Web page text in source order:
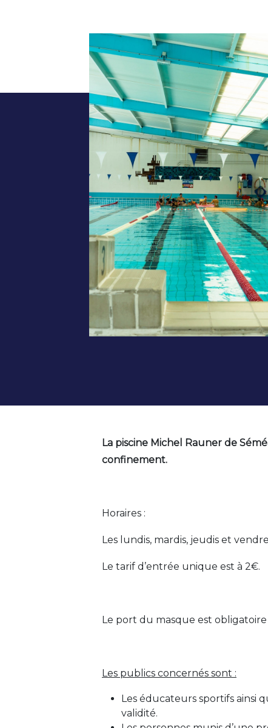
La piscine Michel Rauner de
confinement.
Horaires :
Les lundis, mardis, jeudis et
Le tarif d’entrée unique est à 2€.
Le port du masque est
Les publics concernés sont :
Les éducateurs sportifs ainsi
validité.